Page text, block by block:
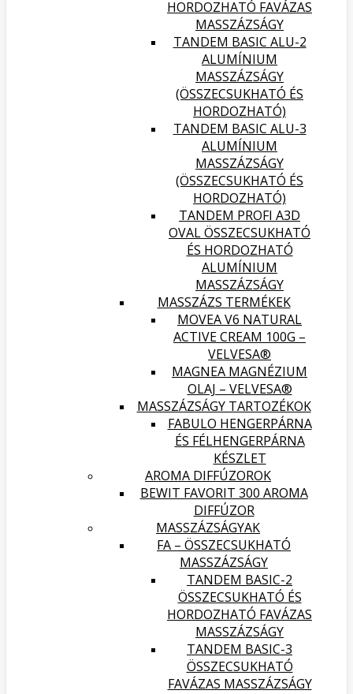
HORDOZHATÓ FAVÁZAS
MASSZÁZSÁGY
TANDEM BASIC ALU-2
ALUMÍNIUM
MASSZÁZSÁGY
(ÖSSZECSUKHATÓ ÉS
HORDOZHATÓ)
TANDEM BASIC ALU-3
ALUMÍNIUM
MASSZÁZSÁGY
(ÖSSZECSUKHATÓ ÉS
HORDOZHATÓ)
TANDEM PROFI A3D
OVAL ÖSSZECSUKHATÓ
ÉS HORDOZHATÓ
ALUMÍNIUM
MASSZÁZSÁGY
MASSZÁZS TERMÉKEK
MOVEA V6 NATURAL
ACTIVE CREAM 100G –
VELVESA®
MAGNEA MAGNÉZIUM
OLAJ – VELVESA®
MASSZÁZSÁGY TARTOZÉKOK
FABULO HENGERPÁRNA
ÉS FÉLHENGERPÁRNA
KÉSZLET
AROMA DIFFÚZOROK
BEWIT FAVORIT 300 AROMA
DIFFÚZOR
MASSZÁZSÁGYAK
FA – ÖSSZECSUKHATÓ
MASSZÁZSÁGY
TANDEM BASIC-2
ÖSSZECSUKHATÓ ÉS
HORDOZHATÓ FAVÁZAS
MASSZÁZSÁGY
TANDEM BASIC-3
ÖSSZECSUKHATÓ
FAVÁZAS MASSZÁZSÁGY